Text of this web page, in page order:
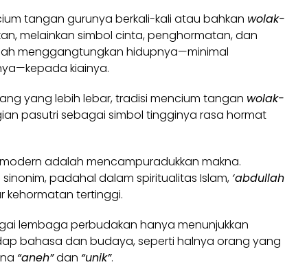
tangan gurunya berkali-kali atau bahkan wolak-
melainkan simbol cinta, penghormatan, dan
menggangtungkan hidupnya—minimal
kiainya.
yang lebih lebar, tradisi mencium tangan wolak-
pasutri sebagai simbol tingginya rasa hormat
adalah mencampuradukkan makna.
padahal dalam spiritualitas Islam, ‘abdullah
kehormatan tertinggi.
lembaga perbudakan hanya menunjukkan
bahasa dan budaya, seperti halnya orang yang
“aneh”dan “unik”.